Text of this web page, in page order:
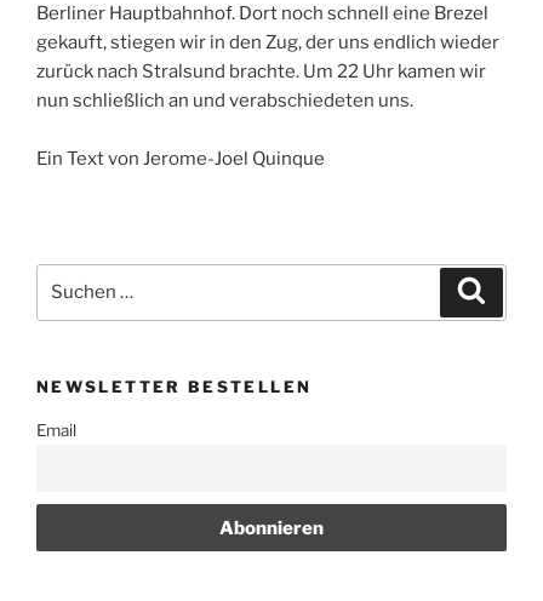
Berliner Hauptbahnhof. Dort noch schnell eine Brezel
gekauft, stiegen wir in den Zug, der uns endlich wieder
zurück nach Stralsund brachte. Um 22 Uhr kamen wir
nun schließlich an und verabschiedeten uns.
Ein Text von Jerome-Joel Quinque
nach:
NEWSLETTER BESTELLEN
Email